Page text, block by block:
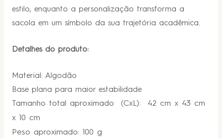
estilo, enquanto a personalização transforma a
sacola em um símbolo da sua trajetória acadêmica.
Detalhes do produto:
Material: Algodão
Base plana para maior estabilidade
Tamanho total aproximado
(CxL): 42 cm x 43 cm
x 10 cm
Peso aproximado: 100 g